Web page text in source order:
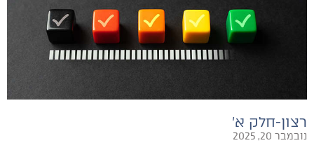
רצון-חלק א׳
נובמבר 20, 2025